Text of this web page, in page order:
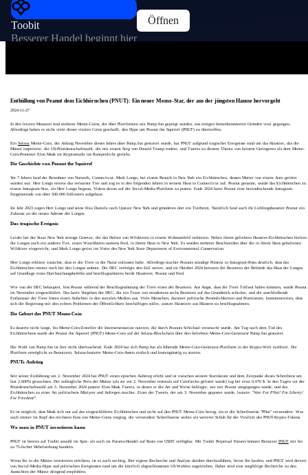
Toobit
Besserer Handel beginnt hier
Öffnen
Enthüllung von Peanut dem Eichhörnchen (PNUT): Ein neuer Meme-Star, der aus der jüngsten Hausse hervorgeht
2024-11-27
In den letzten Monaten sind mehrere Meme-Coins, die über Plattformen wie Pump.fun geprägt wurden, aus einigen bemerkenswerten Gründen viral gegangen.
Allerdings haben es nicht viele dieser viralen Coins geschafft, den Hype um Peanut the Squirrel (PNUT) zu übertreffen.
Ein SolanaMeme-Coin, der Anfang November dieses Jahres über Pump.fun gestartet wurde, hat PNUT aufgrund tragischer Ereignisse rund um das Haustier, das die
Münze inspirierte, die US-Präsidentschaftswahl, die mit einem Sieg von Donald Trump endete, und Tweets zu diesem Thema von keinem Geringeren als dem Meme-
Coin-Promoter Elon Musk im Kryptomarkt ins Rampenlicht gerückt.
Die Geschichte von Peanut the Squirrel
Vor 7 Jahren fand der Bewohner von Norwalk, Connecticut, Mark Longo, bei einem Besuch in New York ein Eichhörnchen, dessen Mutter von einem Auto getötet
worden war. Herr Longo rettete das verwaiste Tier und zog es in den folgenden Jahren in seinem Haus in Connecticut auf. Peanut genannt, wurde das Eichhörnchen zu
einem Instagram-Star, als Herr Longo begann, Videos davon auf der Social-Media-Plattform zu posten. Ende 2024 hatte Peanut eine beeindruckende Instagram-
Fangemeinde von über 500.000 Followern aufgebaut.
Im Jahr 2023 zogen Herr Longo und seine Frau Daniela nach Upstate New York und gründeten dort ein Tierheim. Natürlich fand auch ihr Lieblingshaustier Peanut ein
Zuhause an der neuen Adresse der Longos.
Das tragische Ereignis
Leider hat der Staat New York strenge Gesetze, die das Halten von Wildtieren in einem Wohnumfeld verbieten. Neben ihrem geliebten Haustier-Eichhörnchen hielten
die Longos auch ein anderes Tier, einen Waschbären namens Fred, in ihrem Haus in New York. Es wurden mehrere Beschwerden über die in ihrem Haus gehaltenen
Wildtiere eingereicht, und Mark Longo geriet ins Visier des New York State Department of Environmental Conservation.
Herr Longo erklärte zunächst, dass er die Tiere in die Natur entlassen habe. Allerdings machte Peanuts ständige Präsenz in Instagram-Posts deutlich, dass das
Eichhörnchen immer noch bei den Longos wohnte. Die DEC verfolgte den Fall weiter, und im Oktober 2024 betraten die Beamten der Behörde das Haus der Longos
auf Grundlage eines Durchsuchungsbefehls und beschlagnahmten beide Haustiere, Peanut und Fred.
Wie von der DEC behauptet, biss Peanut während der Beschlagnahmung der Tiere einen der Beamten. Aus Angst, dass die Tiere Tollwut haben könnten, wurde Peanut
im November eingeschläfert. Das harte Vorgehen der DEC, die ein Team von mindestens sechs Beamten auf das Grundstück schickte, und die anschließende
Euthanasie der Tiere lösten einen Aufschrei in den sozialen Medien aus. Viele Menschen, darunter politische Persönlichkeiten und Prominente, kommentierten, dass
sich die Regierung mit den echten Problemen der Öffentlichkeit beschäftigen sollte, anstatt Haustiere aus Häusern zu beschlagnahmen.
Die Geburt des PNUT Meme-Coin
Es dauerte nicht lange, bis Meme-Coin-Ersteller die Internetsensation nutzten, die durch Peanuts Schicksal verursacht wurde. Am Tag nach dem Tod des
Eichhörnchens wurde der Peanut the Squirrel (PNUT) Meme-Coin auf der Solana-Blockchain über den beliebten Meme-Coin-Generator Pump.fun gestartet.
Die Wahl von Pump.fun ist hier nicht überraschend. Ende 2024 hat sich Pump.fun als führende Meme-Coin-Generator-Plattform in der Krypto-Welt etabliert. Die
Plattform ermöglicht es Benutzern, Solana-basierte Meme-Coin-Assets einfach und kostengünstig zu starten.
PNUTs Aufstieg
Seit seiner Einführung am 2. November 2024 hat PNUT einen epischen Aufstieg erlebt und ist zwischen seinem Startdatum und dem Zeitpunkt dieses Schreibens um
fast 2.600% gewachsen. Der anfängliche Preis der Münze (als sie am 2. November erstmals auf CoinGecko gelistet wurde) lag bei etwa 0,076 $. In den Tagen vor der
Präsidentschaftswahl am 5. November 2024 postete Elon Musk Tweets, in denen er die Art und Weise beklagte, wie mit Peanut umgegangen wurde, und das
Eichhörnchen zu einer Art politischem Märtyrer und Anliegen machte. Einer der Tweets, der am 3. November gepostet wurde, lautete: "Vote For PNut! For Liberty!
For Freedom!".
Es ist möglich, dass Musk sich nur auf das eingeschläferte Eichhörnchen und nicht auf den PNUT Meme-Coin bezog, als er die Schreibweise "PNut" verwendete. Was
auch immer im Kopf des reichsten Fans von Meme-Coins vorging, die verwendete Schreibweise wirkte als weiterer Schub für die Viralität des PNUT-Krypto-Tokens.
Wo man in PNUT investieren kann
PNUT ist bereits auf Toobit sowohl im Spot- als auch im Futures-Handel auf Basis von USDT verfügbar. Mit Toobit Perpetual Futures können Benutzer PNUTmit bis
zu 75-facher Hebelwirkung handeln.
Wenn Sie in die Münze investieren möchten, ist es auch wichtig, Ihre eigene Recherche und Analyse darüber durchzuführen, bevor Sie kaufen, und PNUT wird derzeit
von Social-Media-Hype und politischen Ereignissen rund um die kürzlich abgeschlossenen US-Wahlen angetrieben. Daher wird eine sorgfältige Recherche zu den
Aussichten der Münze dringend empfohlen.